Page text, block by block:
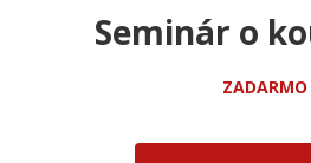
Seminár o
ZADARMO